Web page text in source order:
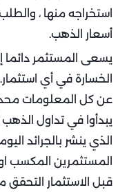
استخراجه منها ،
أسعار الذهب.
يسعى المستثمر دائما
الخسارة في أي
عن كل المعلومات
يبدأوا في تداول
الذي ينشر بالجرائد
المستثمرين المكسب
قبل الاستثمار التحقق